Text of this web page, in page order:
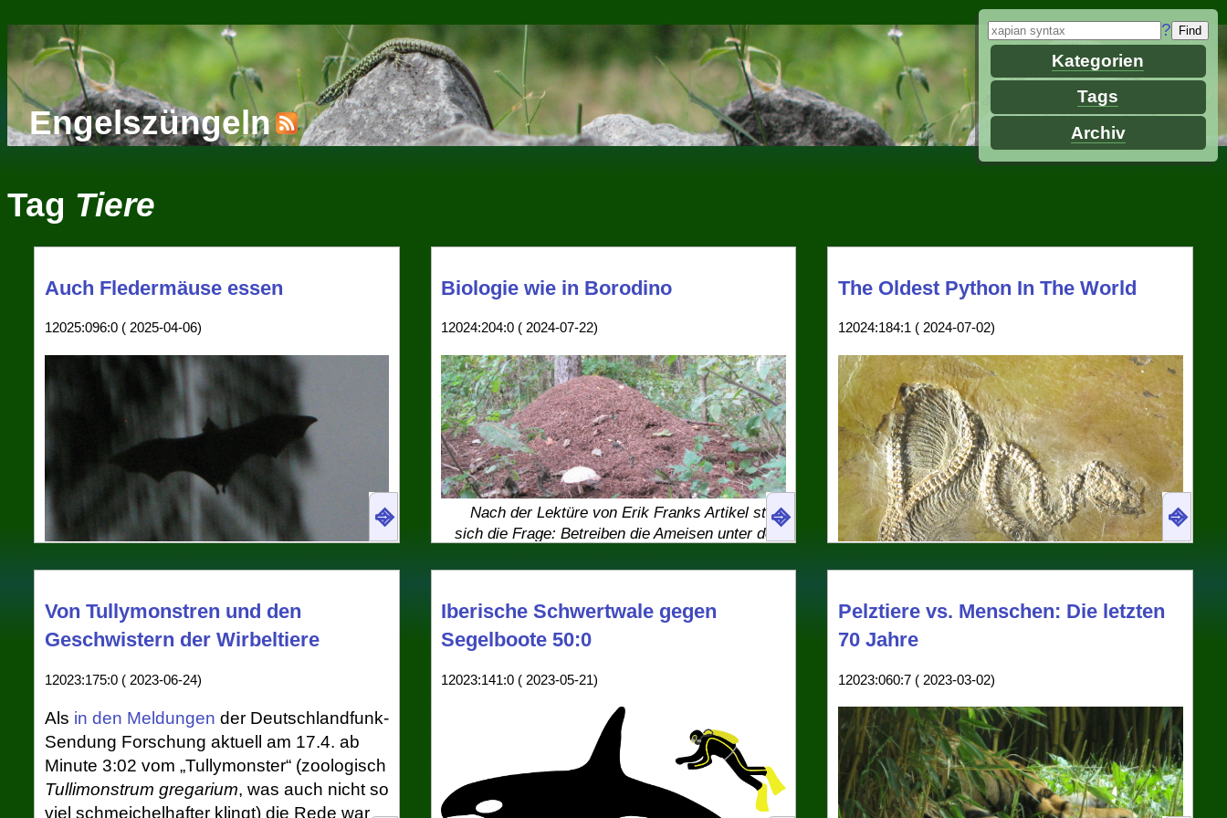
Engelszüngeln
Tag Tiere
Auch Fledermäuse essen
12025:096:0 ( 2025-04-06)
Zumindest 2011 lebten im indischen Pune noch
Abenddämmerung zwischen ihren Schlaf- und
Arbeitsstätten hin- und herpendelten. So wie
InForschung aktuellim Deutschlandfunk
vom 12.2.2025berichtete Monika
Seynschevon Fledermäusen in Thailand,
die letztlich die Reisernten der ganzen
Region retten.Das Segmentfinde ich
⎆
Biologie wie in Borodino
12024:204:0 ( 2024-07-22)
Nach der Lektüre von Erik Franks Artikel stellt
sich die Frage: Betreiben die Ameisen unter dem
Edersee) vielleicht eine Pharmafabrik?
Unter dem TagEthikkommissionsammele
ich hier wissenschaftliche Grobheiten
gegen Tiere: Fledermäuse, die wegen
Unterdrucks abstürzen, Libellen, die mit
dem Rücken nach unten fallen gelassen
werden (und schlimmer: deren Augen
zugepappt wurden), Wespenköniginnen,
die zu, na ja, Hahnenkämpfen proviziert
werden. In der Deutschlandfunk-Reihe
⎆
The Oldest Python In The World
12024:184:1 ( 2024-07-02)
Messelopython freyi – or rather, its remains – as
shown in the visitor centre of Grube Messel: the
“world's oldest python“.
In early June, I visitedGrubel Messel, a
former quarry for oil shale that was devised
⎆
Von Tullymonstren und den
Geschwistern der Wirbeltiere
12023:175:0 ( 2023-06-24)
Als in den Meldungen der Deutschlandfunk-
Sendung Forschung aktuell am 17.4. ab
Minute 3:02 vom „Tullymonster“ (zoologisch
Tullimonstrum gregarium, was auch nicht so
viel schmeichelhafter klingt) die Rede war,
Iberische Schwertwale gegen
Segelboote 50:0
12023:141:0 ( 2023-05-21)
Pelztiere vs. Menschen: Die letzten
70 Jahre
12023:060:7 ( 2023-03-02)
?
Kategorien
Tags
Archiv